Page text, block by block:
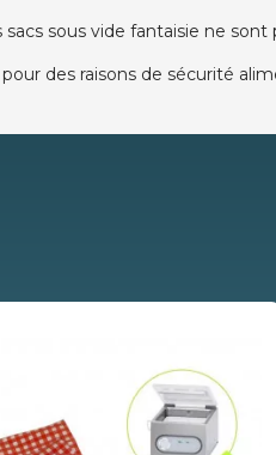
sacs sous vide fantaisie ne
pour des raisons de sécurité